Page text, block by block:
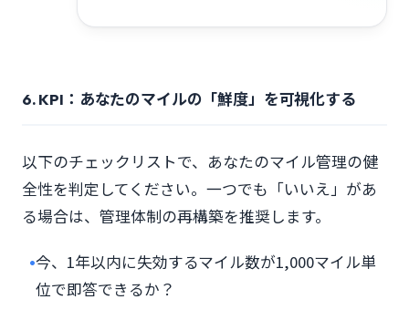
6. KPI：あなたのマイルの「鮮度」を可視化する
以下のチェックリストで、あなたのマイル管理の健
全性を判定してください。一つでも「いいえ」があ
る場合は、管理体制の再構築を推奨します。
•今、1年以内に失効するマイル数が1,000マイル単
位で即答できるか？